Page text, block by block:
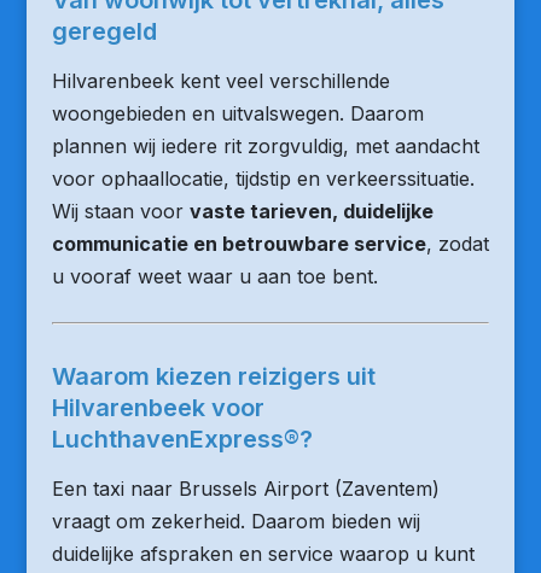
geregeld
Hilvarenbeek kent veel verschillende
woongebieden en uitvalswegen. Daarom
plannen wij iedere rit zorgvuldig, met aandacht
voor ophaallocatie, tijdstip en verkeerssituatie.
Wij staan voor vaste tarieven, duidelijke
communicatie en betrouwbare service, zodat
u vooraf weet waar u aan toe bent.
Waarom kiezen reizigers uit
Hilvarenbeek voor
LuchthavenExpress®?
Een taxi naar Brussels Airport (Zaventem)
vraagt om zekerheid. Daarom bieden wij
duidelijke afspraken en service waarop u kunt